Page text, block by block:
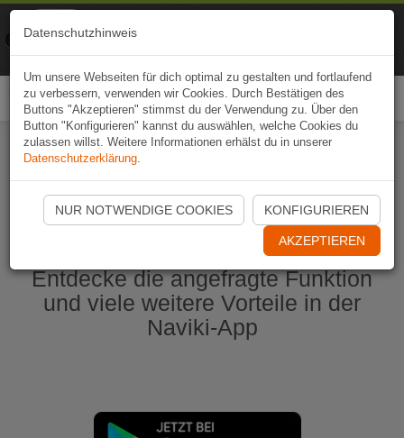
Naviki App jetzt öffnen
Entdecke die angefragte Funktion
und viele weitere Vorteile in der
Naviki-App
Datenschutzhinweis
Um unsere Webseiten für dich optimal zu gestalten und fortlaufend
zu verbessern, verwenden wir Cookies. Durch Bestätigen des
Buttons "Akzeptieren" stimmst du der Verwendung zu. Über den
Button "Konfigurieren" kannst du auswählen, welche Cookies du
zulassen willst. Weitere Informationen erhälst du in unserer
Datenschutzerklärung.
NUR NOTWENDIGE COOKIES KONFIGURIEREN
AKZEPTIEREN
Naviki